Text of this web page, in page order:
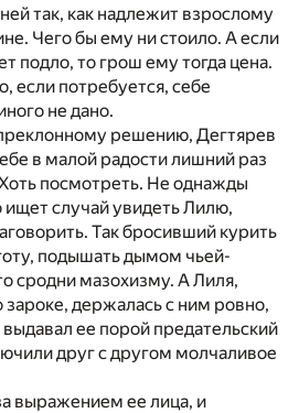
так, как надлежит взрослому
Чего бы ему ни стоило. А если
подло, то грош ему тогда цена.
если потребуется, себе
не дано.
решению, Дегтярев
в малой радости лишний раз
посмотреть. Не однажды
ищет случай увидеть Лилю,
Так бросивший курить
подышать дымом чьей-
сродни мазохизму. А Лиля,
зароке, держалась с ним ровно,
ее порой предательский
друг с другом молчаливое
выражением ее лица, и